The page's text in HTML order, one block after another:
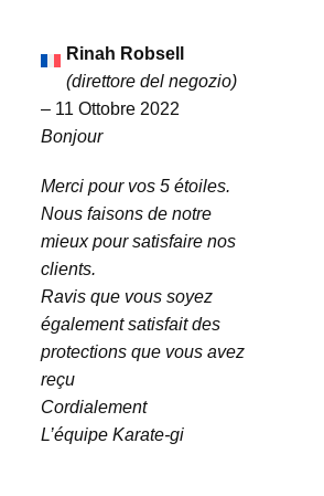
Rinah Robsell
(direttore del negozio)
– 11 Ottobre 2022
Bonjour
Merci pour vos 5 étoiles.
Nous faisons de notre
mieux pour satisfaire nos
clients.
Ravis que vous soyez
également satisfait des
protections que vous avez
reçu
Cordialement
L’équipe Karate-gi